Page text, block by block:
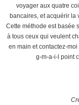
voyager aux quatre
bancaires, et acquérir la
Cette méthode est basée
à tous ceux qui veulent
en main et contactez-
g-m-a-i-l point